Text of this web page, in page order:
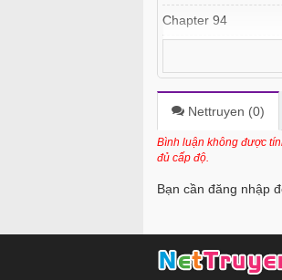
Chapter 94
Chapter 92
Chapter 91
Chapter 90
Chapter 86
Nettruyen (0)
Bình luận không được
đủ cấp độ.
Bạn cần đăng nhập